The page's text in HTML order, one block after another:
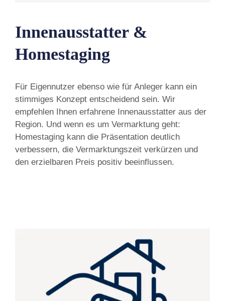
Innenausstatter &
Homestaging
Für Eigennutzer ebenso wie für Anleger kann ein
stimmiges Konzept entscheidend sein. Wir
empfehlen Ihnen erfahrene Innenausstatter aus der
Region. Und wenn es um Vermarktung geht:
Homestaging kann die Präsentation deutlich
verbessern, die Vermarktungszeit verkürzen und
den erzielbaren Preis positiv beeinflussen.